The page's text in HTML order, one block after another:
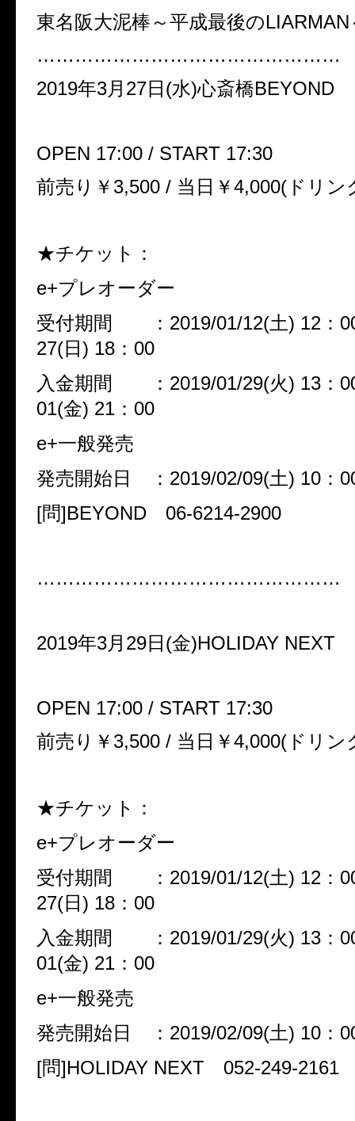
東名阪大泥棒～平成最後のLIARMAN
…………………………………………
2019年3月27日(水)心斎橋BEYOND
OPEN 17:00 / START 17:30
前売り￥3,500 / 当日￥4,000(ドリン
★チケット：
e+プレオーダー
受付期間 ：2019/01/12(土) 12：
27(日) 18：00
入金期間 ：2019/01/29(火) 13：
01(金) 21：00
e+一般発売
発売開始日 ：2019/02/09(土) 10：
[問]BEYOND 06-6214-2900
…………………………………………
2019年3月29日(金)HOLIDAY NEXT
OPEN 17:00 / START 17:30
前売り￥3,500 / 当日￥4,000(ドリン
★チケット：
e+プレオーダー
受付期間 ：2019/01/12(土) 12：
27(日) 18：00
入金期間 ：2019/01/29(火) 13：
01(金) 21：00
e+一般発売
発売開始日 ：2019/02/09(土) 10：
[問]HOLIDAY NEXT 052-249-2161